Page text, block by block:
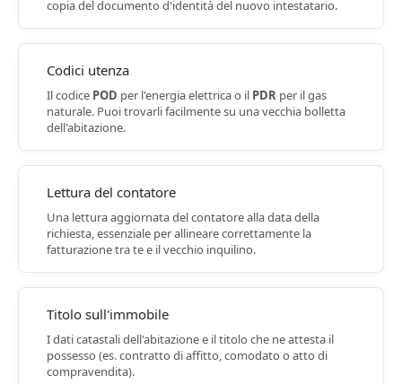
copia del documento d'identità del nuovo intestatario.
Codici utenza
Il codice POD per l'energia elettricao il PDR per il gas
naturale. Puoi trovarli facilmente su una vecchia bolletta
dell'abitazione.
Lettura del contatore
Una lettura aggiornata del contatorealla data della
richiesta, essenziale per allineare correttamente la
fatturazione tra te e il vecchio inquilino.
Titolo sull'immobile
I dati catastali dell'abitazione e il titolo che ne attesta il
possesso (es. contratto di affitto, comodato o atto di
compravendita).